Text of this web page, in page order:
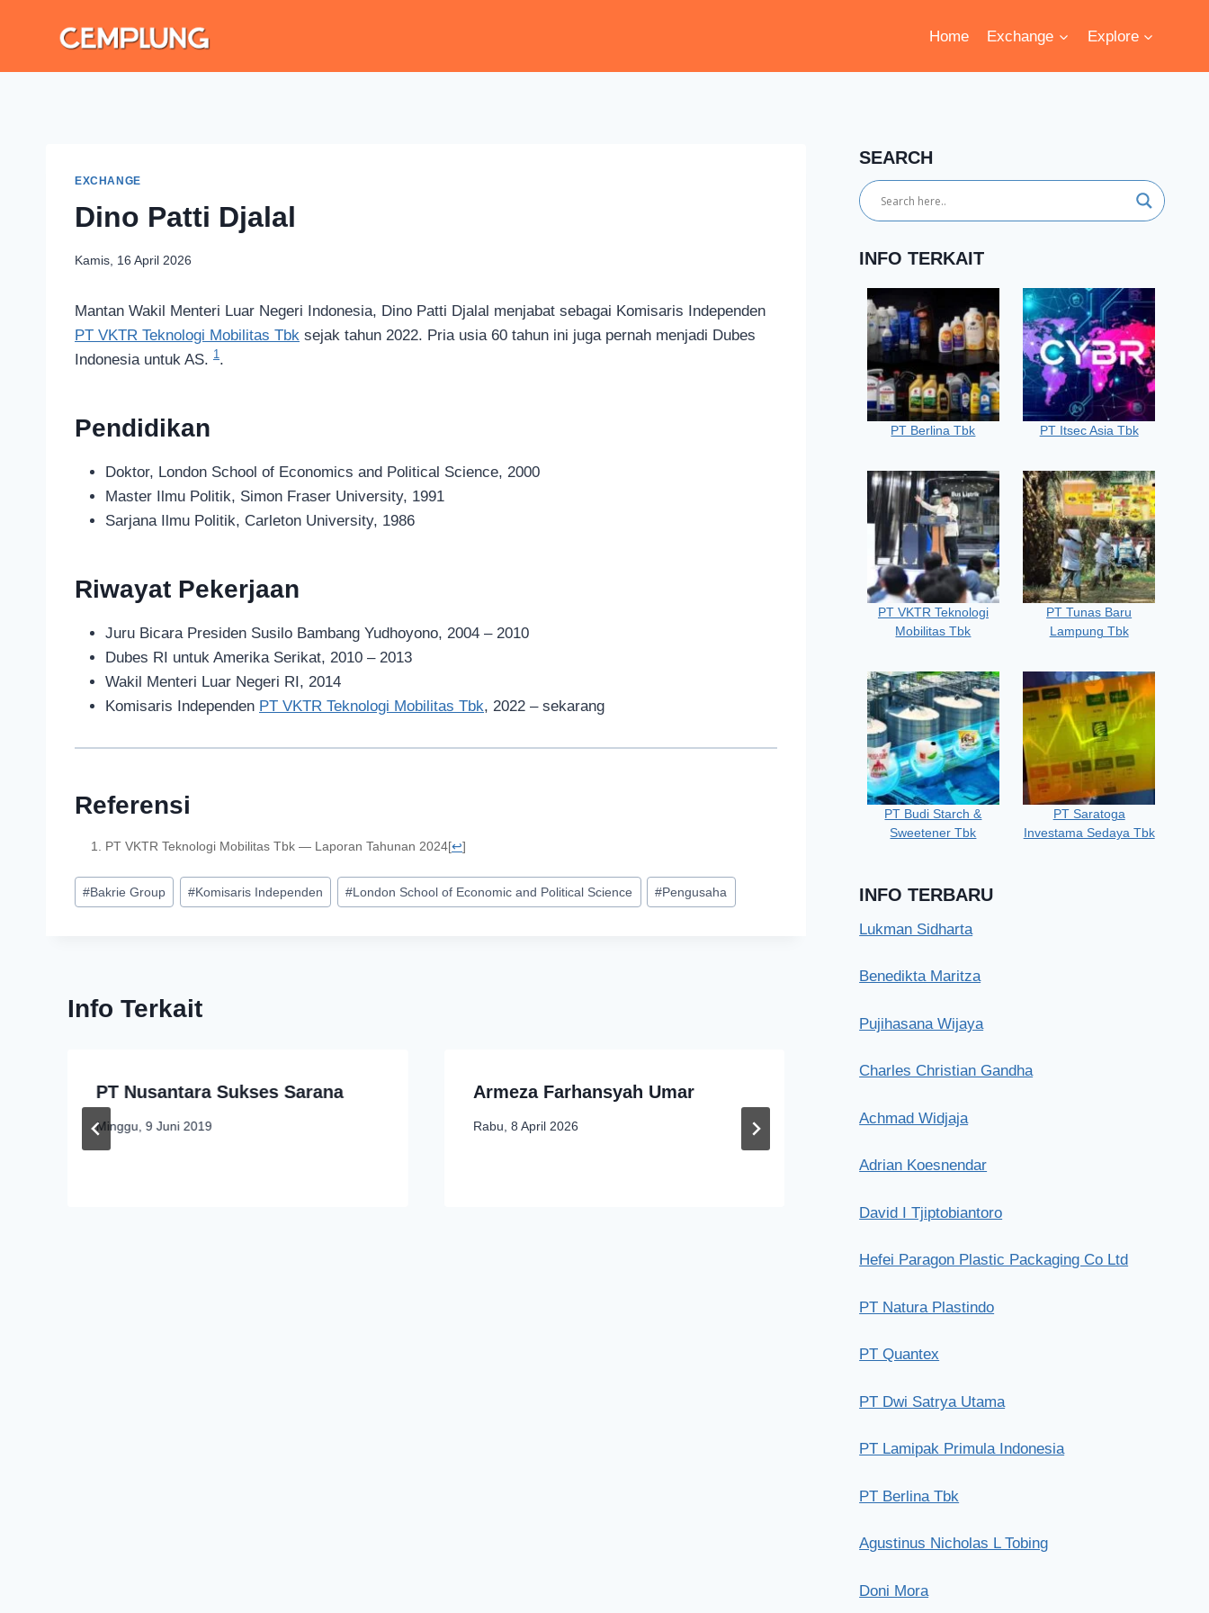
Home Exchange Explore
EXCHANGE
Dino Patti Djalal
Kamis, 16 April 2026
Mantan Wakil Menteri Luar Negeri Indonesia, Dino Patti Djalal menjabat sebagai Komisaris Independen
PT VKTR Teknologi Mobilitas Tbk sejak tahun 2022. Pria usia 60 tahun ini juga pernah menjadi Dubes
Indonesia untuk AS. 1.
Pendidikan
Doktor, London School of Economics and Political Science, 2000
Master Ilmu Politik, Simon Fraser University, 1991
Sarjana Ilmu Politik, Carleton University, 1986
Riwayat Pekerjaan
Juru Bicara Presiden Susilo Bambang Yudhoyono, 2004 – 2010
Dubes RI untuk Amerika Serikat, 2010 – 2013
Wakil Menteri Luar Negeri RI, 2014
Komisaris Independen PT VKTR Teknologi Mobilitas Tbk, 2022 – sekarang
Referensi
PT VKTR Teknologi Mobilitas Tbk — Laporan Tahunan 2024[↩]
#Bakrie Group #Komisaris Independen # London School of Economic and Political Science #Pengusaha
Info Terkait
PT Nusantara Sukses Sarana
Minggu, 9 Juni 2019
Armeza Farhansyah Umar
Rabu, 8 April 2026 Kamis, 5 Agustus 2021
SEARCH
INFO TERKAIT
PT Berlina Tbk PT Itsec Asia Tbk
PT VKTR Teknologi
Mobilitas Tbk
PT Tunas Baru
Lampung Tbk
PT Budi Starch &
Sweetener Tbk
PT Saratoga
Investama Sedaya Tbk
INFO TERBARU
Lukman Sidharta
Benedikta Maritza
Pujihasana Wijaya
Charles Christian Gandha
Achmad Widjaja
Adrian Koesnendar
David I Tjiptobiantoro
Hefei Paragon Plastic Packaging Co Ltd
PT Natura Plastindo
PT Quantex
PT Dwi Satrya Utama
PT Lamipak Primula Indonesia
PT Berlina Tbk
Agustinus Nicholas L Tobing
Doni Mora